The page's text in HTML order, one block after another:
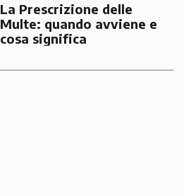
La Prescrizione delle
Multe: quando avviene e
cosa significa